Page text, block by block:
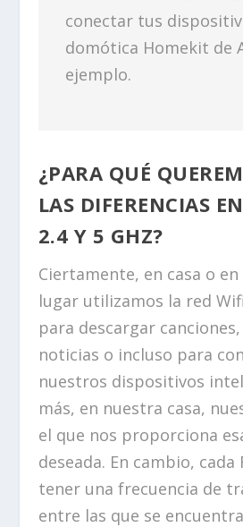
conectar tus
domótica Homekit de
ejemplo.
¿PARA QUÉ
LAS DIFERENCIAS
2.4 Y 5 GHZ?
Ciertamente, en casa o
lugar utilizamos la red
para descargar
noticias o incluso para
nuestros dispositivos
más, en nuestra casa,
el que nos proporciona
deseada. En cambio,
tener una frecuencia de
entre las que se